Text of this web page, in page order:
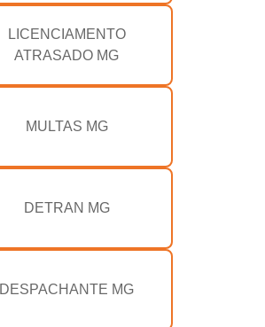
LICENCIAMENTO
ATRASADO MG
MULTAS MG
DETRAN MG
DESPACHANTE MG